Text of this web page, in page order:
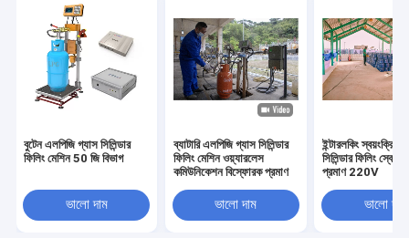
বুটেন এলপিজি গ্যাস সিলিন্ডার
ফিলিং মেশিন 50 জি বিভাগ
ভালো দাম
ব্যাটারি এলপিজি গ্যাস সিলিন্ডার
ফিলিং মেশিন ওয়্যারলেস
কমিউনিকেশন বিস্ফোরক প্রমাণ
ভালো দাম
ইন্টারলকিং স্বয়ংক্রিয়
সিলিন্ডার ফিলিং স্কেল
প্রমাণ 220V
ভালো দাম